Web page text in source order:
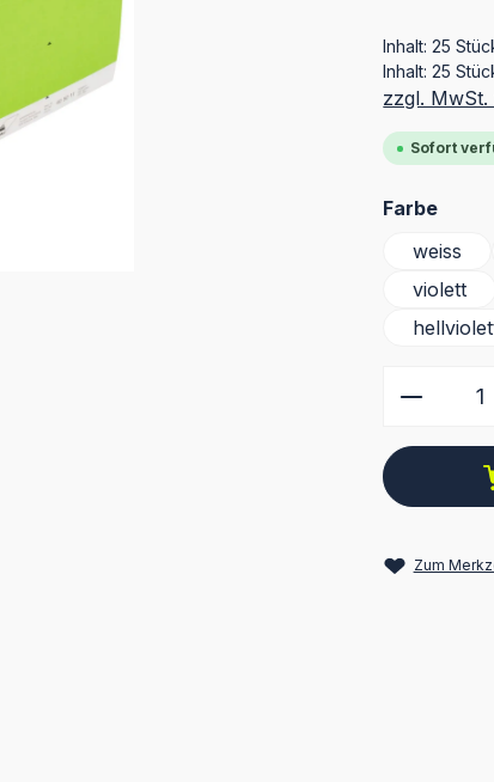
Inhalt:25
Inhalt:25
zzgl.
Sofort
Farbe
weiss
violett
Zum